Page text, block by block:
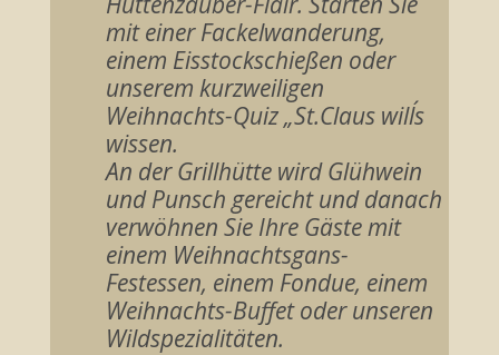
mit einer Fackelwanderung,
einem Eisstockschießen oder
unserem kurzweiligen
Weihnachts-Quiz „St.Claus will´s
wissen.
An der Grillhütte wird Glühwein
und Punsch gereicht und danach
verwöhnen Sie Ihre Gäste mit
einem Weihnachtsgans-
Festessen, einem Fondue, einem
Weihnachts-Buffet oder unseren
Wildspezialitäten.